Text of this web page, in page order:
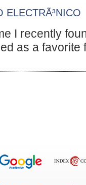
ELECTRÃ³NICO
I recently
as a favorite